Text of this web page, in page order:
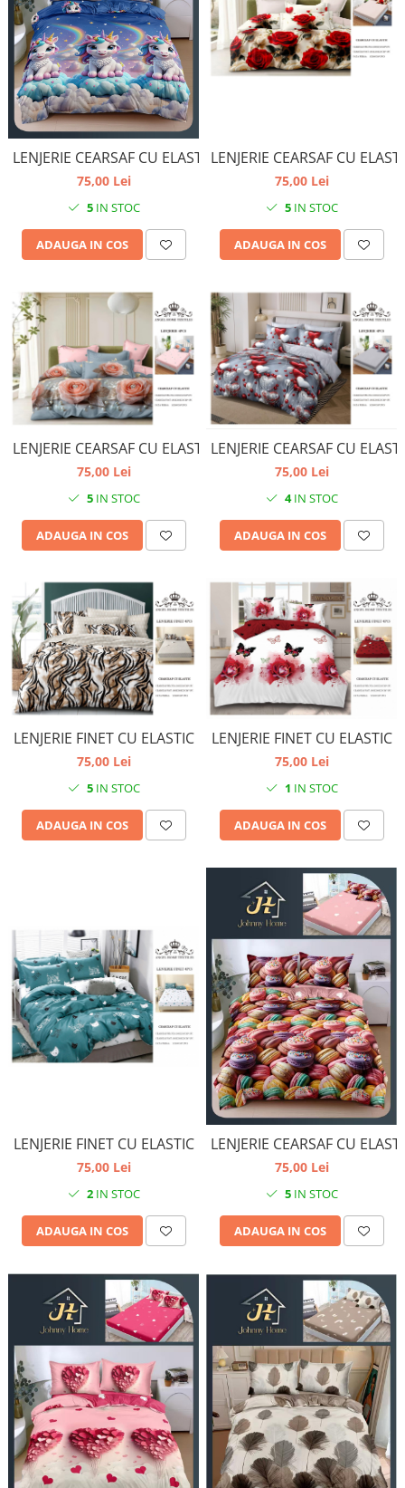
LENJERIE CEARSAF CU ELASTIC
75,00 Lei
5IN STOC
ADAUGA IN COS
LENJERIE CEARSAF CU
75,00 Lei
5IN STOC
ADAUGA IN COS
LENJERIE CEARSAF CU ELASTIC
75,00 Lei
5IN STOC
ADAUGA IN COS
LENJERIE CEARSAF CU
75,00 Lei
4IN STOC
ADAUGA IN COS
LENJERIE FINET CU ELASTIC
75,00 Lei
5IN STOC
ADAUGA IN COS
LENJERIE FINET CU ELASTIC
75,00 Lei
1 IN STOC
ADAUGA IN COS
LENJERIE FINET CU ELASTIC
75,00 Lei
2IN STOC
ADAUGA IN COS
LENJERIE CEARSAF CU
75,00 Lei
5IN STOC
ADAUGA IN COS